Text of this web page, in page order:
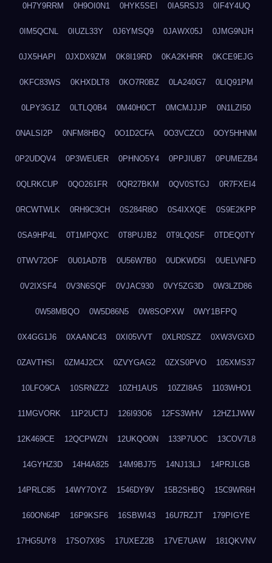
0H7Y9RRM 0H9OI0N1 0HYK5SEI 0IA5RSJ3 0IF4Y4UQ
0IM5QCNL 0IUZL33Y 0J6YMSQ9 0JAWX05J 0JMG9NJH
0JX5HAPI 0JXDX9ZM 0K8I19RD 0KA2KHRR 0KCE9EJG
0KFC83WS 0KHXDLT8 0KO7R0BZ 0LA240G7 0LIQ91PM
0LPY3G1Z 0LTLQ0B4 0M40H0CT 0MCMJJJP 0N1LZI50
0NALSI2P 0NFM8HBQ 0O1D2CFA 0O3VCZC0 0OY5HHNM
0P2UDQV4 0P3WEUER 0PHNO5Y4 0PPJIUB7 0PUMEZB4
0QLRKCUP 0QO261FR 0QR27BKM 0QV0STGJ 0R7FXEI4
0RCWTWLK 0RH9C3CH 0S284R8O 0S4IXXQE 0S9E2KPP
0SA9HP4L 0T1MPQXC 0T8PUJB2 0T9LQ0SF 0TDEQ0TY
0TWV72OF 0U01AD7B 0U56W7B0 0UDKWD5I 0UELVNFD
0V2IXSF4 0V3N6SQF 0VJAC930 0VY5ZG3D 0W3LZD86
0W58MBQO 0W5D86N5 0W8SOPXW 0WY1BFPQ
0X4GG1J6 0XAANC43 0XI05VVT 0XLR0SZZ 0XW3VGXD
0ZAVTHSI 0ZM4J2CX 0ZVYGAG2 0ZXS0PVO 105XMS37
10LFO9CA 10SRNZZ2 10ZH1AUS 10ZZI8A5 1103WHO1
11MGVORK 11P2UCTJ 126I93O6 12FS3WHV 12HZ1JWW
12K469CE 12QCPWZN 12UKQO0N 133P7UOC 13COV7L8
14GYHZ3D 14H4A825 14M9BJ75 14NJ13LJ 14PRJLGB
14PRLC85 14WY7OYZ 1546DY9V 15B2SHBQ 15C9WR6H
160ON64P 16P9KSF6 16SBWI43 16U7RZJT 179PIGYE
17HG5UY8 17SO7X9S 17UXEZ2B 17VE7UAW 181QKVNV